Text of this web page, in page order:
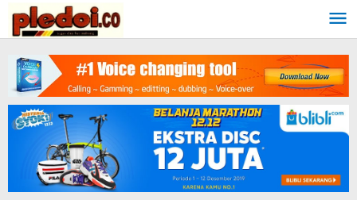
content